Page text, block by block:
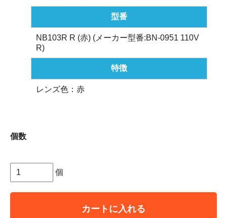
型番
NB103R R (赤) (メーカー型番:BN-0951 110V
R)
特徴
レンズ色：赤
個数
個
カートに入れる